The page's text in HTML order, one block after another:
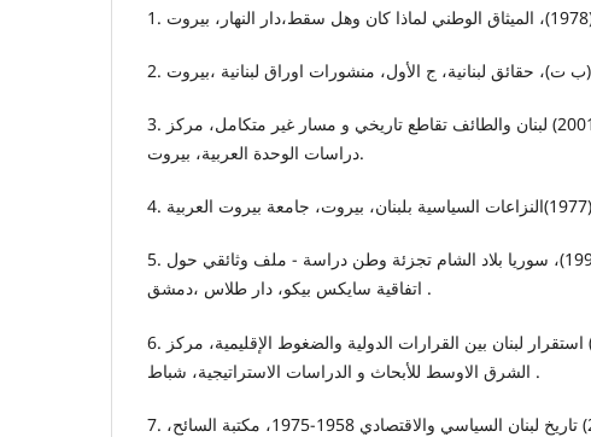
3. العبد،عارف ،(2001) لبنان والطائف تقاطع تاريخي و مسار غير متكامل، مركز
دراسات الوحدة العربية، بيروت.
5. حجار، جوزيف ،(1999)، سوريا بلاد الشام تجزئة وطن دراسة - ملف وثائقي حول
اتفاقية سايكس بيكو، دار طلاس ،دمشق .
6. حمادة،خالد ، (2018) استقرار لبنان بين القرارات الدولية والضغوط الإقليمية، مركز
الشرق الاوسط للأبحاث و الدراسات الاستراتيجية، شباط .
7. رعد، ليلى ،(2005) تاريخ لبنان السياسي والاقتصادي 1958-1975، مكتبة السائح،